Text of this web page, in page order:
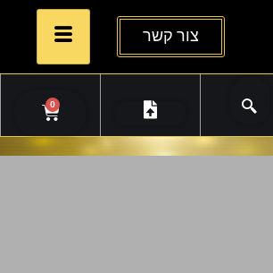
צור קשר
0